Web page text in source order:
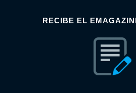
RECIBE EL